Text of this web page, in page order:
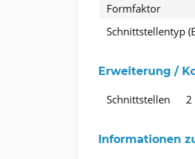
Formfaktor
Schnittstellentyp
Erweiterung /
Schnittstellen 2
Informationen